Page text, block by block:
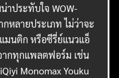
าประทับใจ WOW-
หลายประเภท ไม่ว่าจะ
มนติก หรือซีรี่ย์แนวแอ็
ากทุกแพลตฟอร์ม เช่น
Monomax Youku